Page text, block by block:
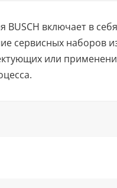
включает в
сервисных наборов
или